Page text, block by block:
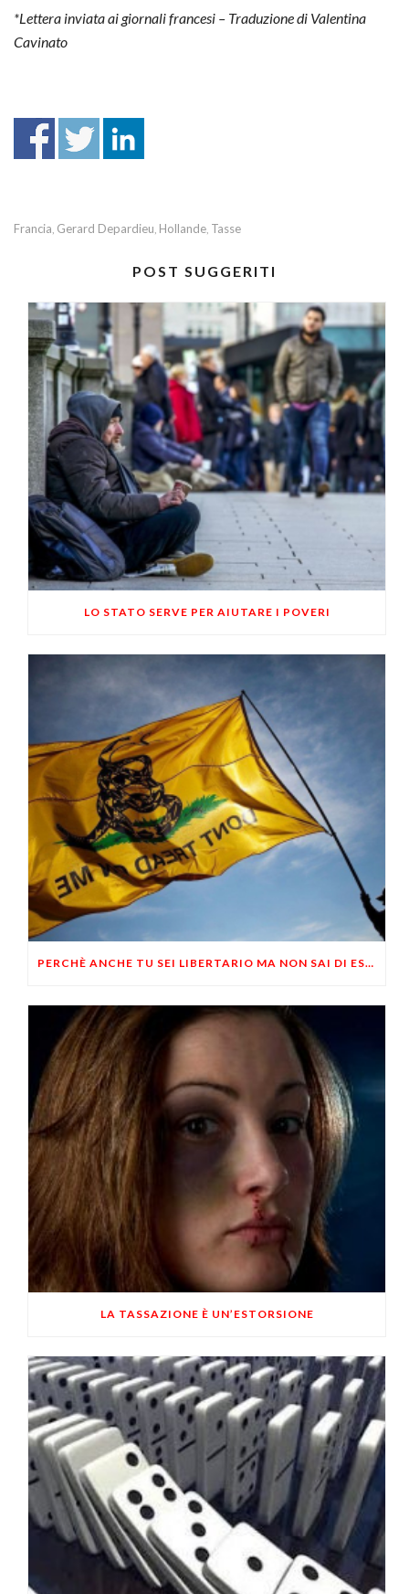
*Lettera inviata ai giornali francesi – Traduzione di Valentina
Cavinato
Francia, Gerard Depardieu, Hollande, Tasse
POST SUGGERITI
LO STATO SERVE PER AIUTARE I POVERI
PERCHÈ ANCHE TU SEI LIBERTARIO MA NON SAI DI ESSERLO
LA TASSAZIONE È UN’ESTORSIONE